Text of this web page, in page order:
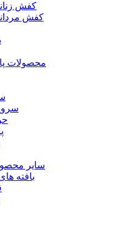
کفش
کفش
محصولات
سایر
بافته